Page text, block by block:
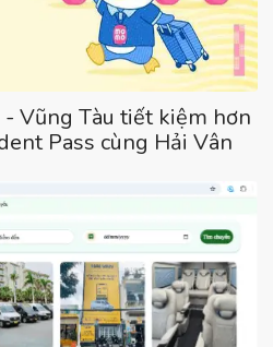
Vũng Tàu tiết kiệm hơn
Pass cùng Hải Vân